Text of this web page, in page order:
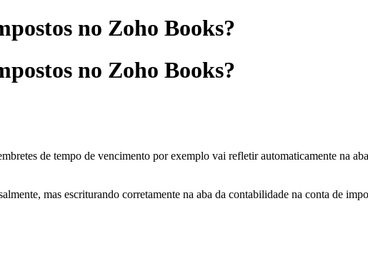
no Zoho Books?
no Zoho Books?
de tempo de vencimento por exemplo vai refletir automaticamente na
mas escriturando corretamente na aba da contabilidade na conta de